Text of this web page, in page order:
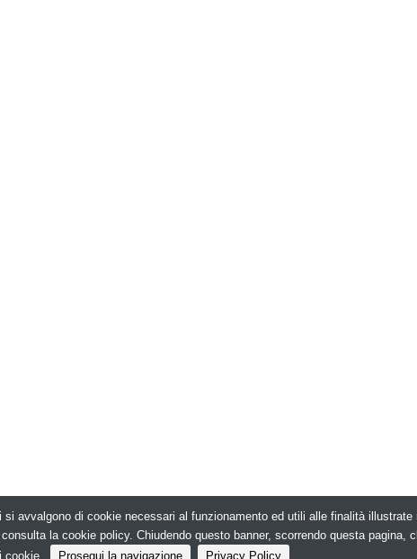
Edilizia in Rete - N.ro Iscrizione ROC 5836 -
avvalgono di cookie necessari al funzionamento ed utili alle finalità
la cookie policy. Chiudendo questo banner, scorrendo questa pagina,
cookie.
Prosegui la navigazione Privacy Policy